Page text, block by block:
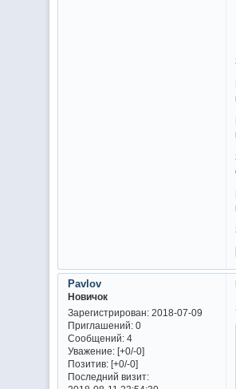
Pavlov
Новичок
Зарегистрирован: 2018-07-09
Приглашений:0
Сообщений:4
Уважение: [+0/-0]
Позитив: [+0/-0]
Последний визит: